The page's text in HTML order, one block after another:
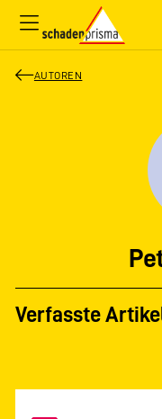
AUTOREN
Verfasste